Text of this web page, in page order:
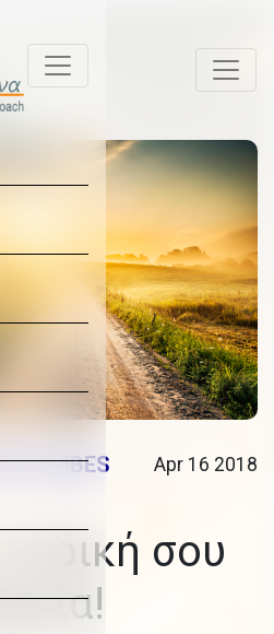
VIBES Apr 16 2018
δική σου